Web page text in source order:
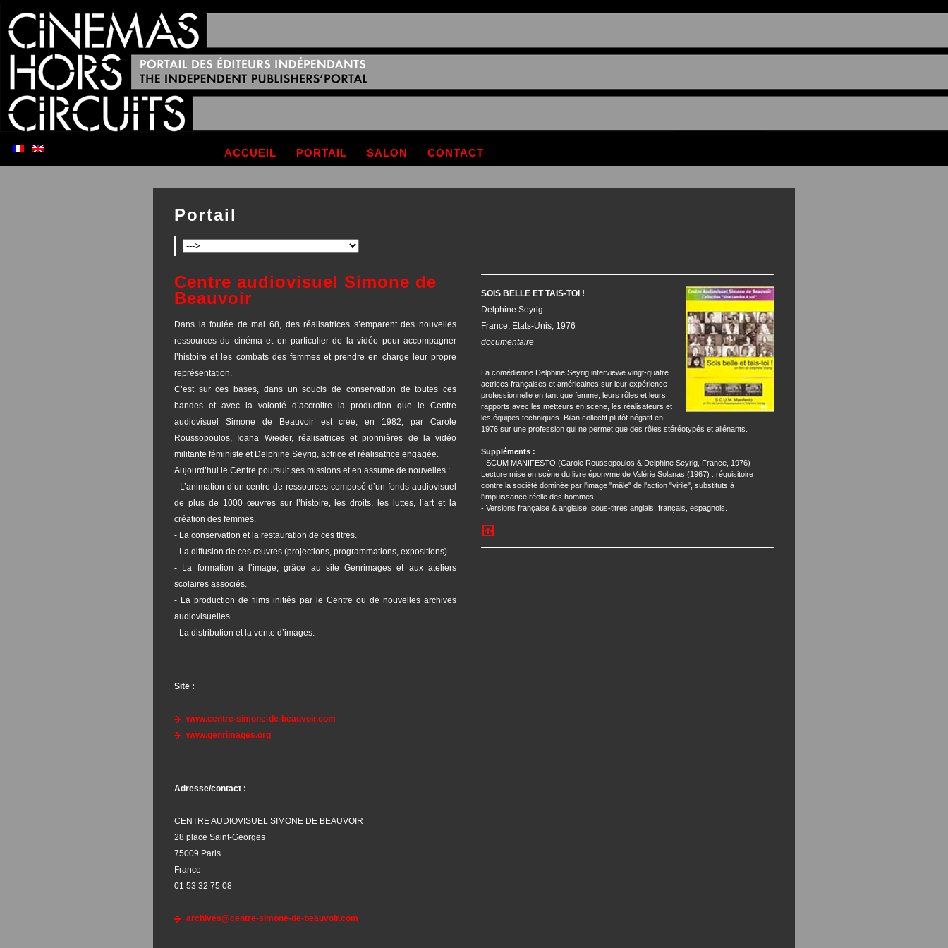
ACCUEIL PORTAIL SALON CONTACT
Portail
Centre audiovisuel Simone de
Beauvoir
Dans la foulée de mai 68, des réalisatrices s’emparent des nouvelles
ressources du cinéma et en particulier de la vidéo pour accompagner
l’histoire et les combats des femmes et prendre en charge leur propre
représentation.
C’est sur ces bases, dans un soucis de conservation de toutes ces
bandes et avec la volonté d’accroitre la production que le Centre
audiovisuel Simone de Beauvoir est créé, en 1982, par Carole
Roussopoulos, Ioana Wieder, réalisatrices et pionnières de la vidéo
militante féministe et Delphine Seyrig, actrice et réalisatrice engagée.
Aujourd’hui le Centre poursuit ses missions et en assume de nouvelles :
- L’animation d’un centre de ressources composé d’un fonds audiovisuel
de plus de 1000 œuvres sur l’histoire, les droits, les luttes, l’art et la
création des femmes.
- La conservation et la restauration de ces titres.
- La diffusion de ces œuvres (projections, programmations, expositions).
- La formation à l’image, grâce au site Genrimages et aux ateliers
scolaires associés.
- La production de films initiés par le Centre ou de nouvelles archives
audiovisuelles.
- La distribution et la vente d’images.
Site :
www.centre-simone-de-beauvoir.com
www.genrimages.org
Adresse/contact :
CENTRE AUDIOVISUEL SIMONE DE BEAUVOIR
28 place Saint-Georges
75009 Paris
France
01 53 32 75 08
archives@centre-simone-de-beauvoir.com
SOIS BELLE ET TAIS-TOI !
Delphine Seyrig
France, Etats-Unis, 1976
documentaire
La comédienne Delphine Seyrig interviewe vingt-quatre
actrices françaises et américaines sur leur expérience
professionnelle en tant que femme, leurs rôles et leurs
rapports avec les metteurs en scène, les réalisateurs et
les équipes techniques. Bilan collectif plutôt négatif en
1976 sur une profession qui ne permet que des rôles stéréotypés et aliénants.
Suppléments :
- SCUM MANIFESTO (Carole Roussopoulos & Delphine Seyrig, France, 1976)
Lecture mise en scène du livre éponyme de Valérie Solanas (1967) : réquisitoire
contre la société dominée par l'image "mâle" de l'action "virile", substituts à
l'impuissance réelle des hommes.
- Versions française & anglaise, sous-titres anglais, français, espagnols.